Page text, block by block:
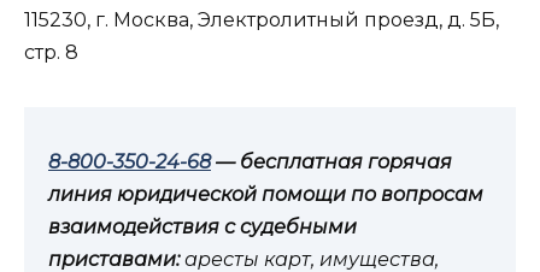
115230, г. Москва, Электролитный проезд, д. 5Б,
стр. 8
8-800-350-24-68— бесплатная горячая
линия юридической помощи по вопросам
взаимодействия с судебными
приставами:аресты карт, имущества,